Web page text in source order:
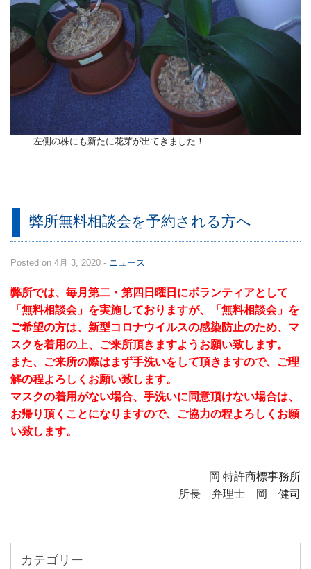
左側の株にも新たに花芽が出てきました！
弊所無料相談会を予約される方へ
Posted on 4月 3, 2020 - ニュース
弊所では、毎月第二・第四日曜日にボランティアとして
「無料相談会」を実施しておりますが、「無料相談会」を
ご希望の方は、新型コロナウイルスの感染防止のため、マ
スクを着用の上、ご来所頂きますようお願い致します。
また、ご来所の際はまず手洗いをして頂きますので、ご理
解の程よろしくお願い致します。
マスクの着用がない場合、手洗いに同意頂けない場合は、
お帰り頂くことになりますので、ご協力の程よろしくお願
い致します。
岡 特許商標事務所
所長 弁理士 岡 健司
カテゴリー